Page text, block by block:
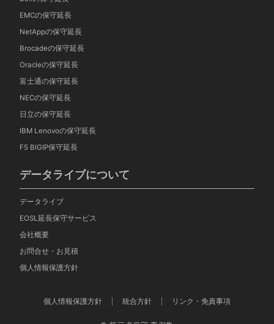
EMCの保守延長
NetAppの保守延長
Brocadeの保守延長
Oracleの保守延長
富士通の保守延長
NECの保守延長
日立の保守延長
IBM Lenovoの保守延長
F5 BIGIP保守延長
データライブについて
データライブ
EOSL延長保守サービス
会社概要
お問合せ・お見積
個人情報保護方針
個人情報保護方針 統合方針 リンク・免責事項